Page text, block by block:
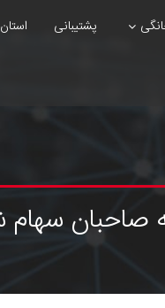
پشتیبانی
صاحبان